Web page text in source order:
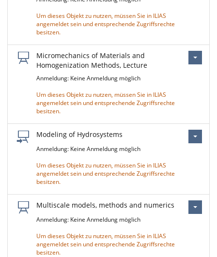
Um dieses Objekt zu nutzen, müssen Sie in ILIAS
angemeldet sein und entsprechende Zugriffsrechte
besitzen.
Micromechanics of Materials and
Homogenization Methods, Lecture
Anmeldung: Keine Anmeldung möglich
Um dieses Objekt zu nutzen, müssen Sie in ILIAS
angemeldet sein und entsprechende Zugriffsrechte
besitzen.
Modeling of Hydrosystems
Anmeldung: Keine Anmeldung möglich
Um dieses Objekt zu nutzen, müssen Sie in ILIAS
angemeldet sein und entsprechende Zugriffsrechte
besitzen.
Multiscale models, methods and numerics
Anmeldung: Keine Anmeldung möglich
Um dieses Objekt zu nutzen, müssen Sie in ILIAS
angemeldet sein und entsprechende Zugriffsrechte
besitzen.